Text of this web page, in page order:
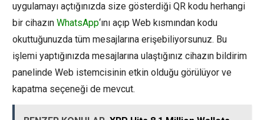
uygulamayı açtığınızda size gösterdiği QR kodu herhangi
bir cihazın WhatsApp‘ını açıp Web kısmından kodu
okuttuğunuzda tüm mesajlarına erişebiliyorsunuz. Bu
işlemi yaptığınızda mesajlarına ulaştığınız cihazın bildirim
panelinde Web istemcisinin etkin olduğu görülüyor ve
kapatma seçeneği de mevcut.